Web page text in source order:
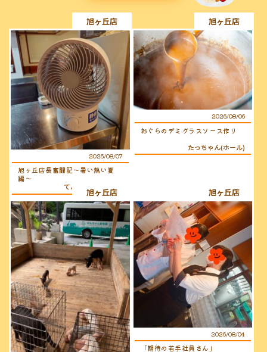
旭ヶ丘店
2026/08/07
旭ヶ丘店長奮闘記〜暑い熱い夏
編〜
てんちょ〜（店長）
旭ヶ丘店
2026/08/06
おぐらのデミグラスソース作り
たっちゃん(ホール)
旭ヶ丘店 旭ヶ丘店
2026/08/04
「期待の若手社員さん」